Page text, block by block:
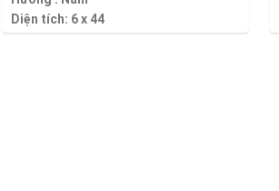
Diện tích: 6 x 44